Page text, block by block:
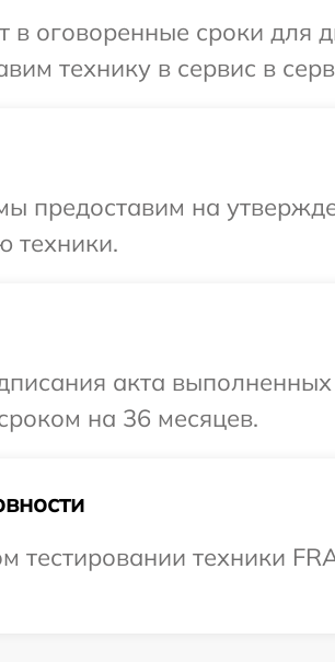
оговоренные сроки для
технику в сервис в
предоставим на
техники.
акта
на 36 месяцев.
техники